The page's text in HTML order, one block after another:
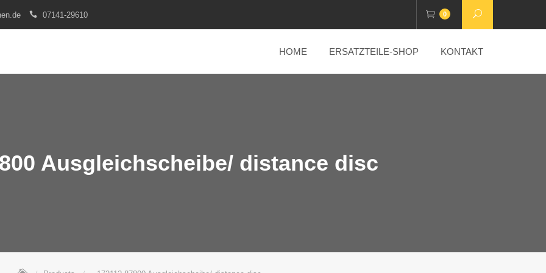
07141-29610 0
HOME ERSATZTEILE-SHOP KONTAKT
Ausgleichscheibe/ distance disc